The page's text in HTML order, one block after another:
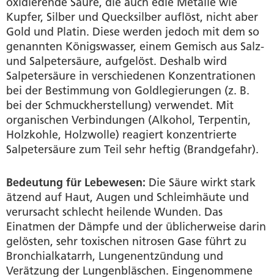
Kupfer, Silber und Quecksilber auflöst, nicht aber
Gold und Platin. Diese werden jedoch mit dem so
genannten Königswasser, einem Gemisch aus Salz-
und Salpetersäure, aufgelöst. Deshalb wird
Salpetersäure in verschiedenen Konzentrationen
bei der Bestimmung von Goldlegierungen (z. B.
bei der Schmuckherstellung) verwendet. Mit
organischen Verbindungen (Alkohol, Terpentin,
Holzkohle, Holzwolle) reagiert konzentrierte
Salpetersäure zum Teil sehr heftig (Brandgefahr).
Bedeutung für Lebewesen: Die Säure wirkt stark
ätzend auf Haut, Augen und Schleimhäute und
verursacht schlecht heilende Wunden. Das
Einatmen der Dämpfe und der üblicherweise darin
gelösten, sehr toxischen nitrosen Gase führt zu
Bronchialkatarrh, Lungenentzündung und
Verätzung der Lungenbläschen. Eingenommene